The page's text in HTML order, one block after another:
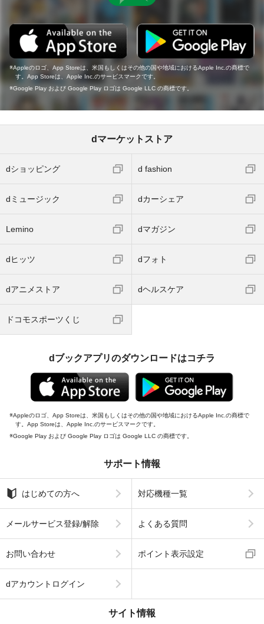
Appleのロゴ、App Storeは、米国もしくはその他の国や地域におけるApple Inc.の商標で
す。App Storeは、Apple Inc.のサービスマークです。
Google Play および Google Play ロゴは Google LLC の商標です。
dマーケットストア
dショッピング d fashion
dミュージック dカーシェア
Lemino dマガジン
dヒッツ dフォト
dアニメストア dヘルスケア
ドコモスポーツくじ
dブックアプリのダウンロードはコチラ
Appleのロゴ、App Storeは、米国もしくはその他の国や地域におけるApple Inc.の商標で
す。App Storeは、Apple Inc.のサービスマークです。
Google Play および Google Play ロゴは Google LLC の商標です。
サポート情報
はじめての方へ 対応機種一覧
メールサービス登録/解除 よくある質問
お問い合わせ ポイント表示設定
dアカウントログイン
サイト情報